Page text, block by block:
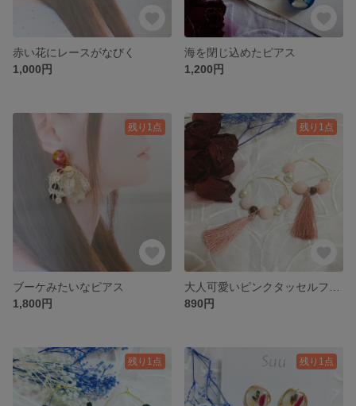
赤い花にレースがなびく
1,000円
海を閉じ込めたピアス
1,200円
残り1点
ブーケみたいなピアス
1,800円
残り1点
890円
残り1点 残り1点